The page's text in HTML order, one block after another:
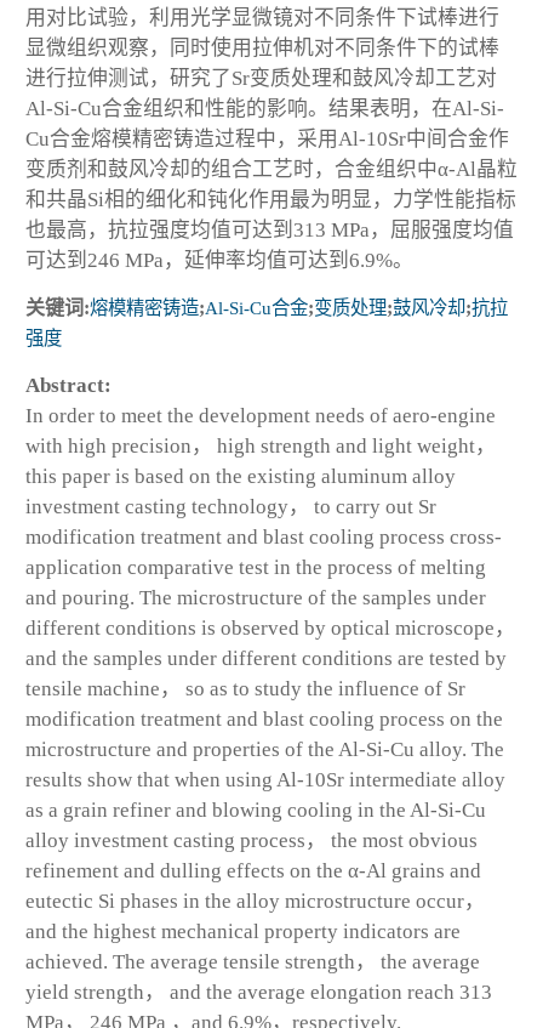
用对比试验，利用光学显微镜对不同条件下试棒进行
显微组织观察，同时使用拉伸机对不同条件下的试棒
进行拉伸测试，研究了Sr变质处理和鼓风冷却工艺对
Al-Si-Cu合金组织和性能的影响。结果表明，在Al-Si-
Cu合金熔模精密铸造过程中，采用Al-10Sr中间合金作
变质剂和鼓风冷却的组合工艺时，合金组织中α-Al晶粒
和共晶Si相的细化和钝化作用最为明显，力学性能指标
也最高，抗拉强度均值可达到313 MPa，屈服强度均值
可达到246 MPa，延伸率均值可达到6.9%。
关键词:熔模精密铸造;Al-Si-Cu合金;变质处理;鼓风冷却;抗拉
强度
Abstract:
In order to meet the development needs of aero-engine
with high precision ， high strength and light weight，
this paper is based on the existing aluminum alloy
investment casting technology， to carry out Sr
modification treatment and blast cooling process cross-
application comparative test in the process of melting
and pouring. The microstructure of the samples under
different conditions is observed by optical microscope ，
and the samples under different conditions are tested by
tensile machine， so as to study the influence of Sr
modification treatment and blast cooling process on the
microstructure and properties of the Al-Si-Cu alloy. The
results show that when using Al-10Sr intermediate alloy
as a grain refiner and blowing cooling in the Al-Si-Cu
alloy investment casting process， the most obvious
refinement and dulling effects on the α-Al grains and
eutectic Si phases in the alloy microstructure occur，
and the highest mechanical property indicators are
achieved. The average tensile strength， the average
yield strength， and the average elongation reach 313
MPa， 246 MPa ，and 6.9%，respectively.